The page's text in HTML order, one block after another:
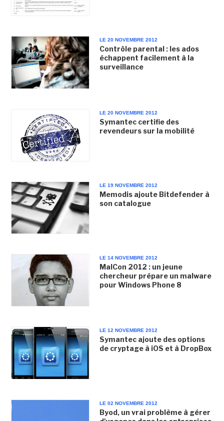
LE 20 NOVEMBRE 2012
Contrôle parental : les ados
échappent facilement à la
surveillance
LE 20 NOVEMBRE 2012
Symantec certifie des
revendeurs sur la mobilité
LE 19 NOVEMBRE 2012
Memodis ajoute Bitdefender à
son catalogue
LE 14 NOVEMBRE 2012
MalCon 2012 : un jeune
chercheur prépare un malware
pour Windows Phone 8
LE 12 NOVEMBRE 2012
Symantec ajoute des options
de cryptage à iOS et à DropBox
LE 02 NOVEMBRE 2012
Byod, un vrai problème à gérer